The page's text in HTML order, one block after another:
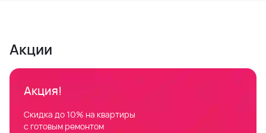
Акции
Акция!
Скидка до 10% на квартиры
с готовым ремонтом